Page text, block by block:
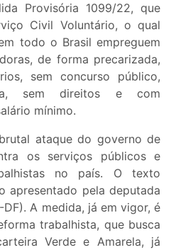
Provisória 1099/22, que
Civil Voluntário, o qual
todo o Brasil empreguem
de forma precarizada,
sem concurso público,
sem direitos e com
mínimo.
ataque do governo de
os serviços públicos e
no país. O texto
apresentado pela deputada
A medida, já em vigor, é
trabalhista, que busca
Verde e Amarela, já